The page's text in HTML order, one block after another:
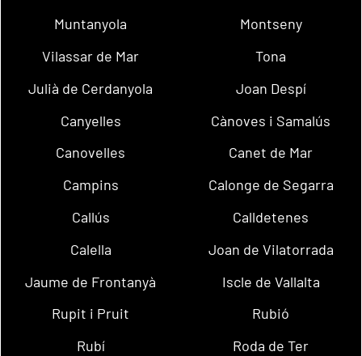
Muntanyola
Montseny
Vilassar de Mar
Tona
Julià de Cerdanyola
Joan Despí
Canyelles
Cànoves i Samalús
Canovelles
Canet de Mar
Campins
Calonge de Segarra
Callús
Calldetenes
Calella
Joan de Vilatorrada
Jaume de Frontanyà
Iscle de Vallalta
Rupit i Pruit
Rubió
Rubí
Roda de Ter